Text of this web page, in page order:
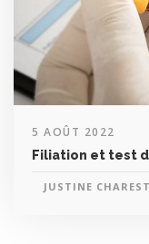
5 AOÛT 2022
Filiation et test
JUSTINE CHAREST